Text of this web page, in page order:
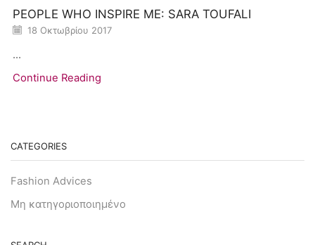
PEOPLE WHO INSPIRE ME: SARA TOUFALI
18 Οκτωβρίου 2017
...
Continue Reading
CATEGORIES
Fashion Advices
Μη κατηγοριοποιημένο